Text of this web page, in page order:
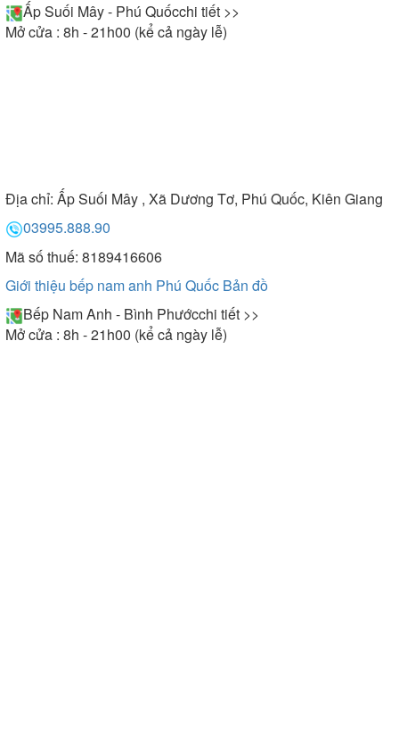
Ấp Suối Mây - Phú Quốcchi tiết >>
Mở cửa : 8h - 21h00 (kể cả ngày lễ)
Địa chỉ: Ấp Suối Mây , Xã Dương Tơ, Phú Quốc, Kiên Giang
03995.888.90
Mã số thuế: 8189416606
Giới thiệu bếp nam anh Phú Quốc Bản đồ
Bếp Nam Anh - Bình Phướcchi tiết >>
Mở cửa : 8h - 21h00 (kể cả ngày lễ)